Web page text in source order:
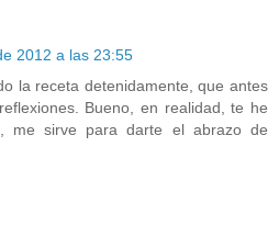
2012 a las 23:55
la receta detenidamente, que antes
Bueno, en realidad, te he
me sirve para darte el abrazo de